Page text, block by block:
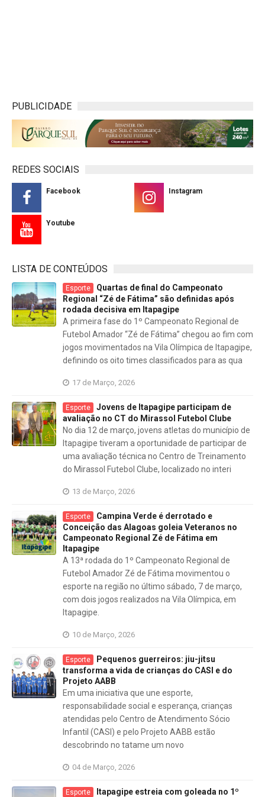
PUBLICIDADE
REDES SOCIAIS
Facebook Instagram
Youtube
LISTA DE CONTEÚDOS
Esporte
Quartas de final do Campeonato
Regional “Zé de Fátima” são definidas após
rodada decisiva em Itapagipe
A primeira fase do 1º Campeonato Regional de
Futebol Amador “Zé de Fátima” chegou ao fim com
jogos movimentados na Vila Olímpica de Itapagipe,
definindo os oito times classificados para as qua
17 de Março, 2026
Esporte
Jovens de Itapagipe participam de
avaliação no CT do Mirassol Futebol Clube
No dia 12 de março, jovens atletas do município de
Itapagipe tiveram a oportunidade de participar de
uma avaliação técnica no Centro de Treinamento
do Mirassol Futebol Clube, localizado no interi
13 de Março, 2026
Esporte
Campina Verde é derrotado e
Conceição das Alagoas goleia Veteranos no
Campeonato Regional Zé de Fátima em
Itapagipe
A 13ª rodada do 1º Campeonato Regional de
Futebol Amador Zé de Fátima movimentou o
esporte na região no último sábado, 7 de março,
com dois jogos realizados na Vila Olímpica, em
Itapagipe.
10 de Março, 2026
Esporte
Pequenos guerreiros: jiu-jitsu
transforma a vida de crianças do CASI e do
Projeto AABB
Em uma iniciativa que une esporte,
responsabilidade social e esperança, crianças
atendidas pelo Centro de Atendimento Sócio
Infantil (CASI) e pelo Projeto AABB estão
descobrindo no tatame um novo
04 de Março, 2026
Esporte
Itapagipe estreia com goleada no 1º